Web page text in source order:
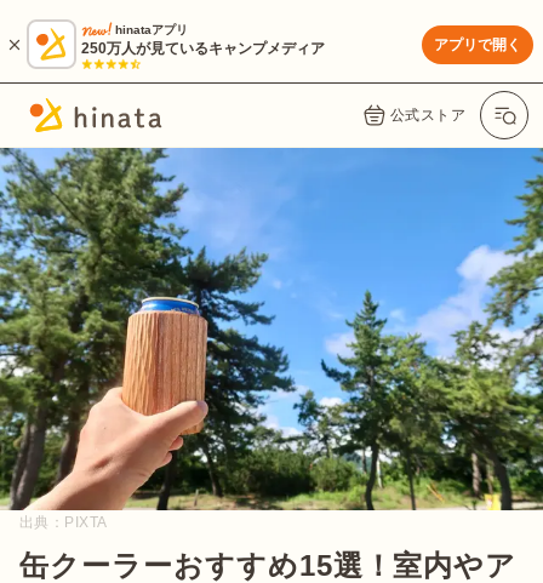
hinataアプリ
250万人が見ているキャンプメディア アプリで開く
公式ストア
出典： PIXTA
缶クーラーおすすめ15選！室内やア